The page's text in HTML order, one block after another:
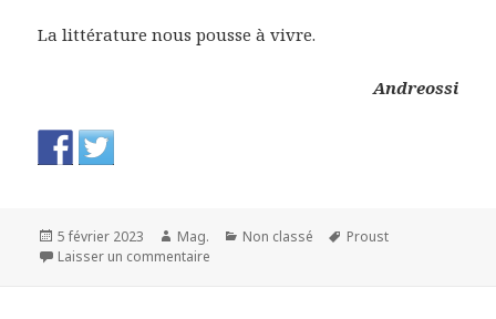
La littérature nous pousse à vivre.
Andreossi
Publié
le
5 février 2023 Auteur
Mag. Catégories
Non classé
Mots-
Proust
Laisser un commentaire